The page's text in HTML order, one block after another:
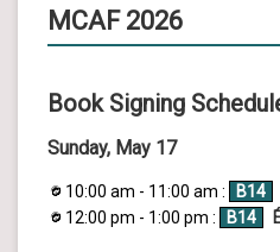
MCAF 2026
Book Signing
Sunday, May 17
10:00 am - 11:00 am : B14
12:00 pm - 1:00 pm :
B14